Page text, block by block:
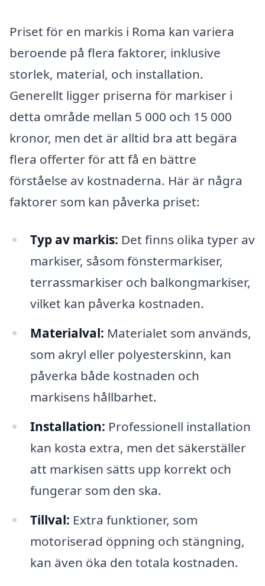
Priset för en markis i Roma kan variera
beroende på flera faktorer, inklusive
storlek, material, och installation.
Generellt ligger priserna för markiser i
detta område mellan 5 000 och 15 000
kronor, men det är alltid bra att begära
flera offerter för att få en bättre
förståelse av kostnaderna. Här är några
faktorer som kan påverka priset:
Typ av markis: Det finns olika typer av
markiser, såsom fönstermarkiser,
terrassmarkiser och balkongmarkiser,
vilket kan påverka kostnaden.
Materialval: Materialet som används,
som akryl eller polyesterskinn, kan
påverka både kostnaden och
markisens hållbarhet.
Installation: Professionell installation
kan kosta extra, men det säkerställer
att markisen sätts upp korrekt och
fungerar som den ska.
Tillval: Extra funktioner, som
motoriserad öppning och stängning,
kan även öka den totala kostnaden.